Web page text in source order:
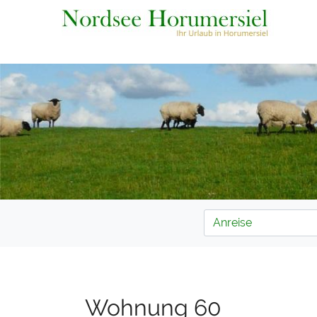
Wohnung 60